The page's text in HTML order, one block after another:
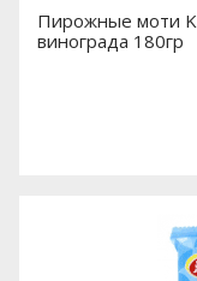
Пирожные моти
винограда 180гр